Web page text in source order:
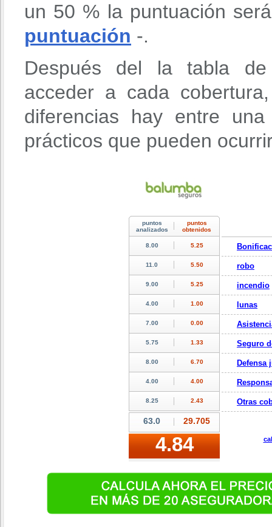
un 50 % la puntuación
puntuación -.
Después del la tabla de
acceder a cada
diferencias hay entre
prácticos que pueden
robo
incendio
lunas
Seguro
Defensa
Otras